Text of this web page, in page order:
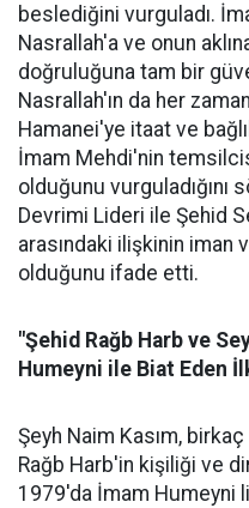
beslediğini vurguladı.
Nasrallah'a ve onun
doğruluğuna tam bir
Nasrallah'ın da her
Hamanei'ye itaat ve
İmam Mehdi'nin
olduğunu vurguladığını
Devrimi Lideri ile Şehid
arasındaki ilişkinin iman
olduğunu ifade etti.
"Şehid Rağb Harb ve
Humeyni ile Biat Eden
Şeyh Naim Kasım,
Rağb Harb'in kişiliği ve
1979'da İmam Humeyni